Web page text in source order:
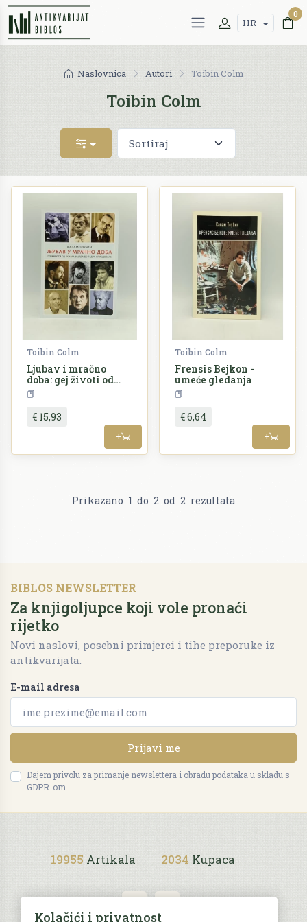
HR
0
Naslovnica Autori Toibin Colm
Toibin Colm
Toibin Colm
Ljubav i mračno
doba: gej životi od
Oskara Vajlada do
Pedra Almodovara
€ 15,93
+
Toibin Colm
Frensis Bejkon -
umeće gledanja
€ 6,64
+
Prikazano 1 do 2 od 2 rezultata
BIBLOS NEWSLETTER
Za knjigoljupce koji vole pronaći
rijetko
Novi naslovi, posebni primjerci i tihe preporuke iz
antikvarijata.
E-mail adresa
Prijavi me
Dajem privolu za primanje newslettera i obradu podataka u skladu s
GDPR-om.
19955 Artikala 2034 Kupaca
Kolačići i privatnost